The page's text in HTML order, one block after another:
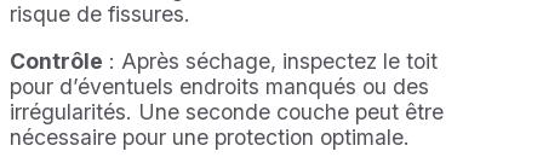
risque de fissures.
Contrôle : Après séchage, inspectez le toit
pour d’éventuels endroits manqués ou des
irrégularités. Une seconde couche peut être
nécessaire pour une protection optimale.